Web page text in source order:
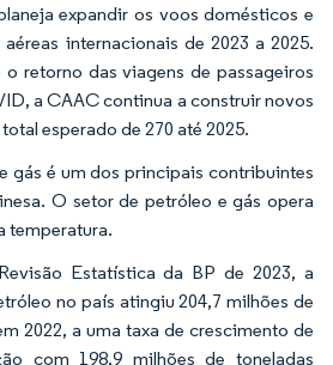
expandir os voos domésticos e
internacionais de 2023 a 2025.
o retorno das viagens de passageiros
a CAAC continua a construir novos
esperado de 270 até 2025.
gás é um dos principais contribuintes
O setor de petróleo e gás opera
temperatura.
Estatística da BP de 2023, a
no país atingiu 204,7 milhões de
2022, a uma taxa de crescimento de
com 198,9 milhões de toneladas